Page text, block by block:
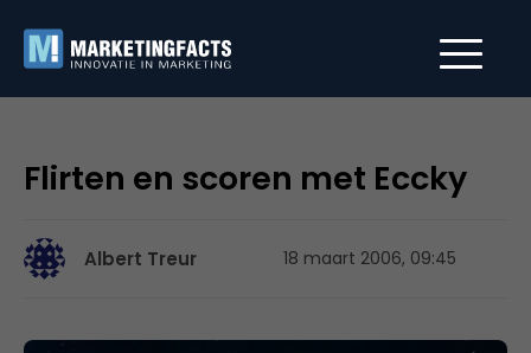
Flirten en scoren met Eccky
Albert Treur 18 maart 2006, 09:45